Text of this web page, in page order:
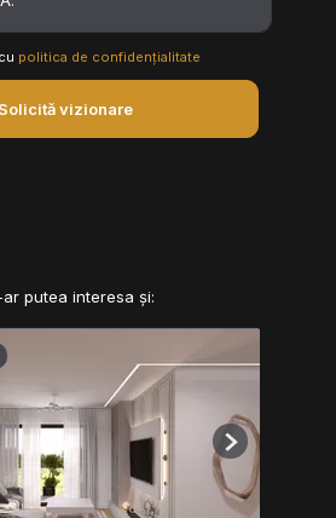
politica de confidențialitate
Solicită vizionare
ar putea interesa și:
Next